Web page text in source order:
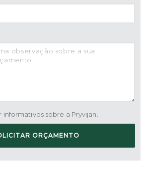
sobre a Pryvijan.
ORÇAMENTO